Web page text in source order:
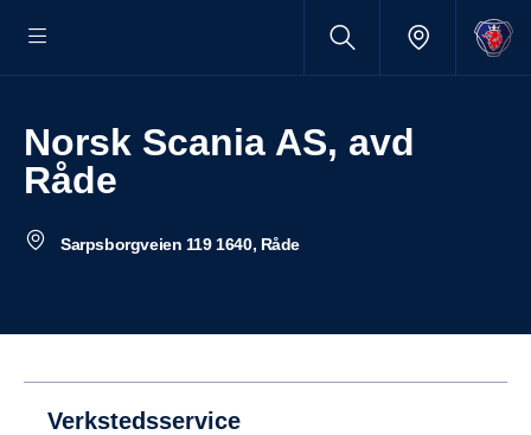
Norsk Scania AS, avd
Råde
Sarpsborgveien 119 1640, Råde
Verkstedsservice